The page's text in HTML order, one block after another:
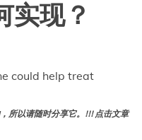
实现？
could help treat
所以请随时分享它。!!! 点击文章